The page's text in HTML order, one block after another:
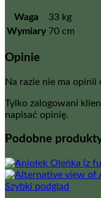
Waga
33 kg
Wymiary 70 cm
Opinie
Na razie nie ma opinii
Tylko zalogowani
napisać opinię.
Podobne
Szybki podgląd